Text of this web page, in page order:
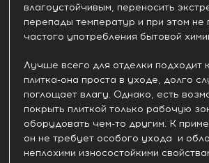
влагоустойчивым, переносить
перепады температур и при этом не
частого употребления бытовой
Лучше всего для отделки подходит
плитка-она проста в уходе, долго
поглощает влагу. Однако, есть
покрыть плиткой только рабочую
оборудовать чем-то другим. К
он не требует особого ухода и
неплохими износостойкими